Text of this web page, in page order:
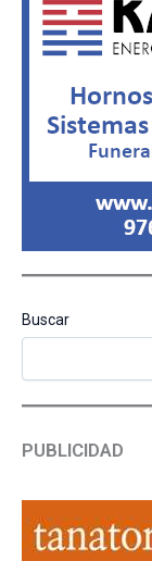
Buscar
PUBLICIDAD